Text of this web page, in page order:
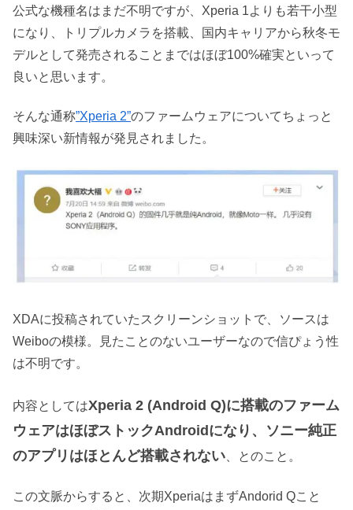
公式な機種名はまだ不明ですが、Xperia 1よりも若干小型
になり、トリプルカメラを搭載、国内キャリアから秋冬モ
デルとして発売されることまではほぼ100%確実といって
良いと思います。
そんな通称”Xperia 2”のファームウェアについてちょっと
興味深い新情報が発見されました。
XDAに投稿されていたスクリーンショットで、ソースは
Weiboの模様。見たことのないユーザーなので信ぴょう性
は不明です。
内容としてはXperia 2 (Android Q)に搭載のファーム
ウェアはほぼストックAndroidになり、ソニー純正
のアプリはほとんど搭載されない 、とのこと。
この文脈からすると、次期XperiaはまずAndorid Qこと